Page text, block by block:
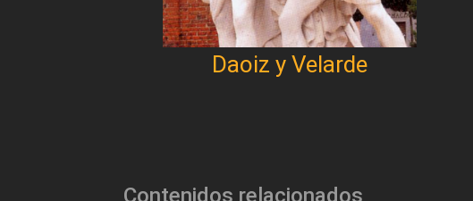
Daoiz y Velarde
Contenidos relacionados